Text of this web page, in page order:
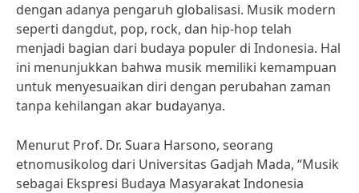
dengan adanya pengaruh globalisasi. Musik modern
seperti dangdut, pop, rock, dan hip-hop telah
menjadi bagian dari budaya populer di Indonesia. Hal
ini menunjukkan bahwa musik memiliki kemampuan
untuk menyesuaikan diri dengan perubahan zaman
tanpa kehilangan akar budayanya.
Menurut Prof. Dr. Suara Harsono, seorang
etnomusikolog dari Universitas Gadjah Mada, “Musik
sebagai Ekspresi Budaya Masyarakat Indonesia